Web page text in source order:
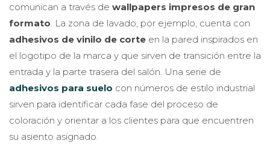
comunican a través de wallpapers impresos de gran
formato . La zona de lavado, por ejemplo, cuenta con
adhesivos de vinilo de corte en la pared inspirados en
el logotipo de la marca y que sirven de transición entre la
entrada y la parte trasera del salón. Una serie de
adhesivos para suelo con números de estilo industrial
sirven para identificar cada fase del proceso de
coloración y orientar a los clientes para que encuentren
su asiento asignado.